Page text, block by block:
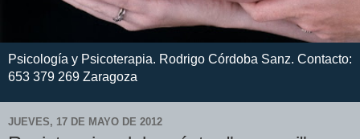
Psicología y Psicoterapia. Rodrigo Córdoba Sanz. Contacto:
653 379 269 Zaragoza
JUEVES, 17 DE MAYO DE 2012